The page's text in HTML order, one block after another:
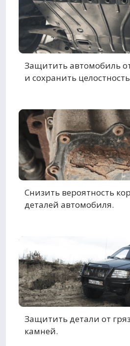
Защитить автомобиль
и сохранить
Снизить вероятность
деталей автомобиля.
Защитить детали от
камней.